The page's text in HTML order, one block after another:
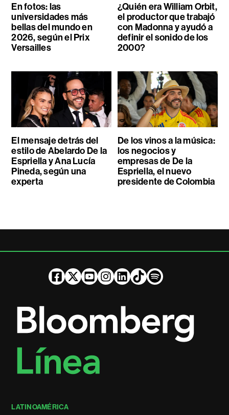
En fotos: las
universidades más
bellas del mundo en
2026, según el Prix
Versailles
¿Quién era William Orbit,
el productor que trabajó
con Madonna y ayudó a
definir el sonido de los
2000?
El mensaje detrás del
estilo de Abelardo De la
Espriella y Ana Lucía
Pineda, según una
experta
De los vinos a la música:
los negocios y
empresas de De la
Espriella, el nuevo
presidente de Colombia
LATINOAMÉRICA